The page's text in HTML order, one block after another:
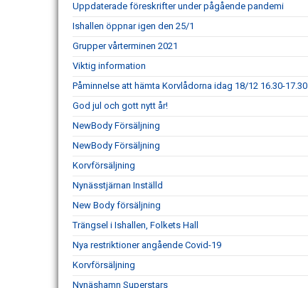
Uppdaterade föreskrifter under pågående pandemi
Ishallen öppnar igen den 25/1
Grupper vårterminen 2021
Viktig information
Påminnelse att hämta Korvlådorna idag 18/12 16.30-17.30
God jul och gott nytt år!
NewBody Försäljning
NewBody Försäljning
Korvförsäljning
Nynässtjärnan Inställd
New Body försäljning
Trängsel i Ishallen, Folkets Hall
Nya restriktioner angående Covid-19
Korvförsäljning
Nynäshamn Superstars